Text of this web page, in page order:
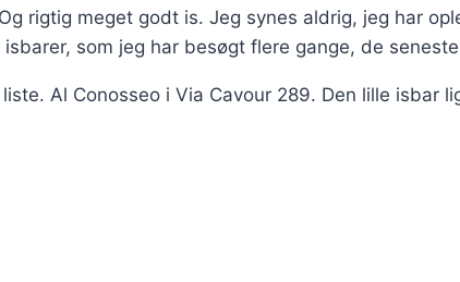
rigtig meget godt is. Jeg synes aldrig, jeg har
som jeg har besøgt flere gange, de
Al Conosseo i Via Cavour 289. Den lille isbar